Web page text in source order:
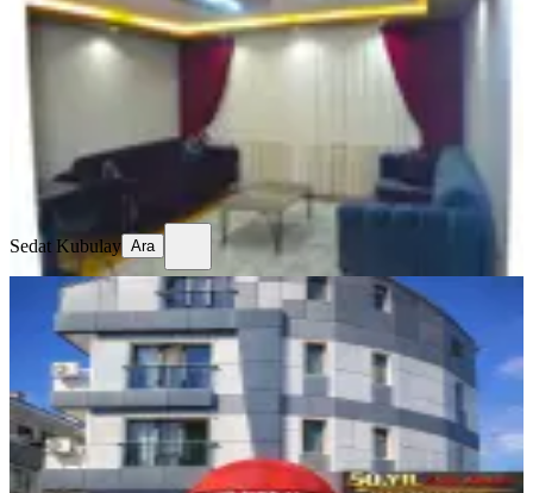
Ankara, Çankaya
3+1
135 m²·3. Kat 04.08.2026
Sedat Kubulay
Ara
Sedat Kubulay Ara
EŞYALI
Kızılay Smart Tv Wi-fi Klima Asansor
Ucretsız Otopark Rezıdance
Ankara, Çankaya
1+1·80 m² · 7. Kat·02.08.2026
2.000 ₺